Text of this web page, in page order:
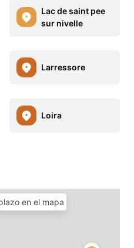
Lac de saint pee
sur nivelle
Larressore
Loira
en el mapa